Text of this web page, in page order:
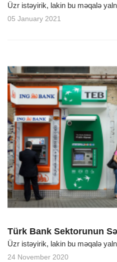
Üzr istəyirik, lakin bu məqalə
05 January 2021
Türk Bank Sektorunun
Üzr istəyirik, lakin bu məqalə
24 November 2020